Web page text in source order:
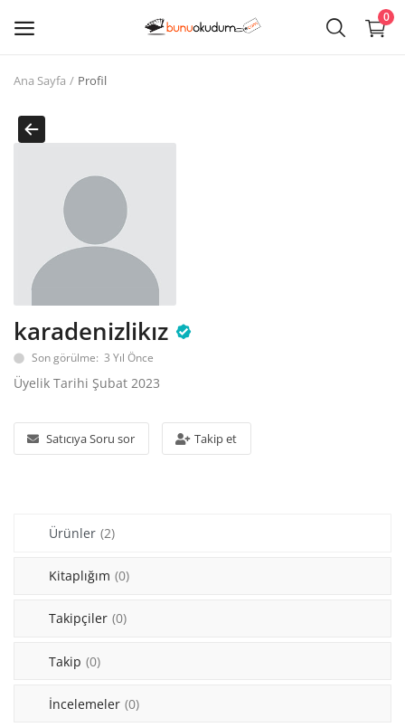
0
Sat
Edebiyat
Eğitim
Ders - Sınav Kitapları
Çocuk Kitapları
Bilim
Felsefe
Hobi Kitapları
Sanat - Tasarım
Çizgi Roman
Mizah
Ana Sayfa Profil
karadenizlikız
Son görülme: 3 Yıl Önce
Üyelik Tarihi Şubat 2023
Satıcıya Soru sor Takip et
Ürünler (2)
Kitaplığım (0)
Takipçiler (0)
Takip (0)
İncelemeler (0)